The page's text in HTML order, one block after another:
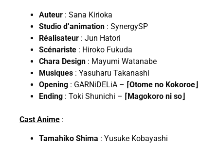
Auteur : Sana Kirioka
Studio d’animation : SynergySP
Réalisateur : Jun Hatori
Scénariste : Hiroko Fukuda
Chara Design : Mayumi Watanabe
Musiques : Yasuharu Takanashi
Opening : GARNiDELiA – ⌈Otome no Kokoroe⌋
Ending : Toki Shunichi – ⌈Magokoro ni so⌋
Cast Anime :
Tamahiko Shima : Yusuke Kobayashi